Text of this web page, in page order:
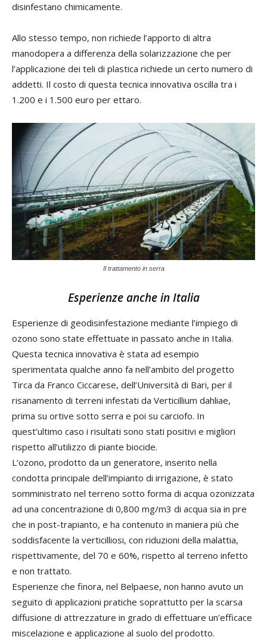
disinfestano chimicamente.
Allo stesso tempo, non richiede l’apporto di altra
manodopera a differenza della solarizzazione che per
l’applicazione dei teli di plastica richiede un certo numero di
addetti. Il costo di questa tecnica innovativa oscilla tra i
1.200 e i 1.500 euro per ettaro.
Il trattamento in serra
Esperienze anche in Italia
Esperienze di geodisinfestazione mediante l’impiego di
ozono sono state effettuate in passato anche in Italia.
Questa tecnica innovativa è stata ad esempio
sperimentata qualche anno fa nell’ambito del progetto
Tirca da Franco Ciccarese, dell’Università di Bari, per il
risanamento di terreni infestati da Verticillium dahliae,
prima su ortive sotto serra e poi su carciofo. In
quest’ultimo caso i risultati sono stati positivi e migliori
rispetto all’utilizzo di piante biocide.
L’ozono, prodotto da un generatore, inserito nella
condotta principale dell’impianto di irrigazione, è stato
somministrato nel terreno sotto forma di acqua ozonizzata
ad una concentrazione di 0,800 mg/m3 di acqua sia in pre
che in post-trapianto, e ha contenuto in maniera più che
soddisfacente la verticilliosi, con riduzioni della malattia,
rispettivamente, del 70 e 60%, rispetto al terreno infetto
e non trattato.
Esperienze che finora, nel Belpaese, non hanno avuto un
seguito di applicazioni pratiche soprattutto per la scarsa
diffusione di attrezzature in grado di effettuare un’efficace
miscelazione e applicazione al suolo del prodotto.